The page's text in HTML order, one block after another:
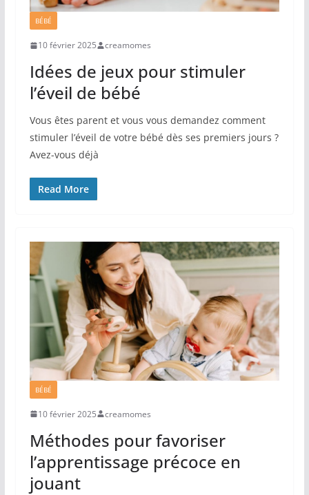
BÉBÉ
10 février 2025 creamomes
Idées de jeux pour stimuler
l’éveil de bébé
Vous êtes parent et vous vous demandez comment
stimuler l’éveil de votre bébé dès ses premiers jours ?
Avez-vous déjà
Read More
BÉBÉ
10 février 2025 creamomes
Méthodes pour favoriser
l’apprentissage précoce en
jouant